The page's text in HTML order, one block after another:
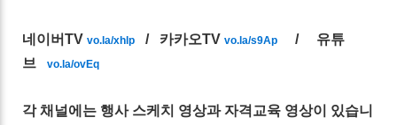
네이버TVvo.la/xhlp / 카카오TVvo.la/s9Ap
/ 유튜
브vo.la/ovEq
각 채널에는 행사 스케치 영상과 자격교육 영상이 있습니